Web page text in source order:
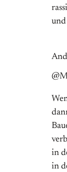
in
in